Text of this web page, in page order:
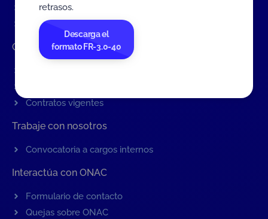
Acredítate con ONAC
Documentos
Contratación de Bienes y Servicios
Contratos vigentes
Trabaje con nosotros
Convocatoria a cargos internos
Interactúa con ONAC
Formulario de contacto
Quejas sobre ONAC
retrasos.
Descarga el
formato FR-3.0-40